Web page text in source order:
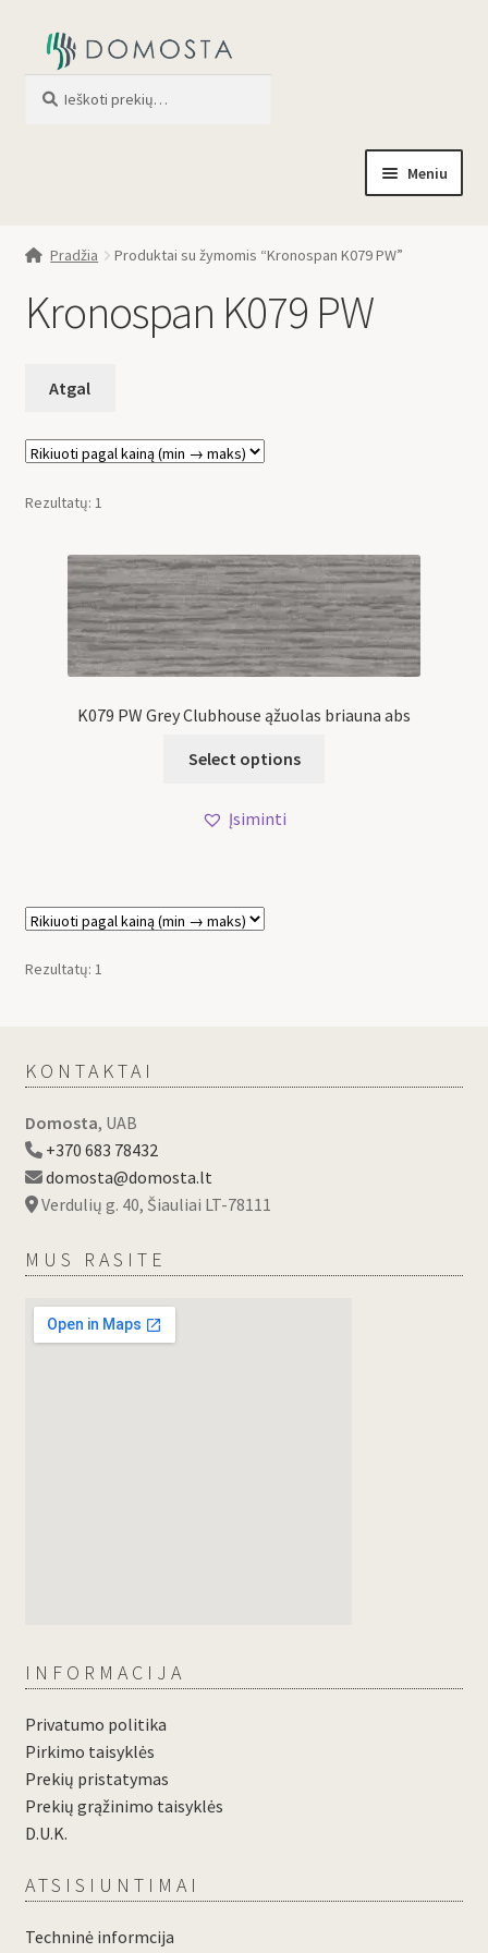
Meniu
Profilis
Pradžia Produktai su žymomis “Kronospan K079 PW”
Kronospan K079 PW
Rezultatų: 1
K079 PW Grey Clubhouse ąžuolas briauna abs
Select options
Įsiminti
Rezultatų: 1
KONTAKTAI
Domosta, UAB
+370 683 78432
domosta@domosta.lt
Verdulių g. 40, Šiauliai LT-78111
MUS RASITE
INFORMACIJA
Privatumo politika
Pirkimo taisyklės
Prekių pristatymas
Prekių grąžinimo taisyklės
D.U.K.
ATSISIUNTIMAI
Techninė informcija